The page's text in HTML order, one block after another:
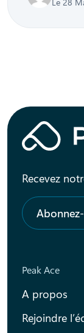
Recevez
Peak Ace
A propos
Rejoindre